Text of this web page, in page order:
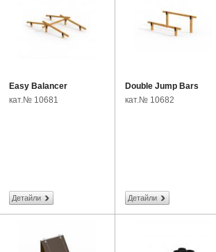
Easy Balancer
кат.№ 10681
Детайли
Double Jump Bars
кат.№ 10682
Детайли